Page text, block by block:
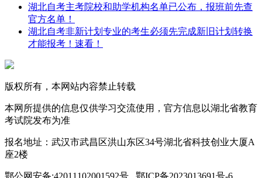
湖北自考主考院校和助学机构名单已公布，报班前先查
官方名单！
湖北自考非新计划专业的考生必须先完成新旧计划转换
才能报考！速看！
版权所有，本网站内容禁止转载
本网所提供的信息仅供学习交流使用，官方信息以湖北省教育
考试院发布为准
报名地址：武汉市武昌区洪山东区34号湖北省科技创业大厦A
座2楼
鄂公网安备:42011102001592号 鄂ICP备2023013691号-6